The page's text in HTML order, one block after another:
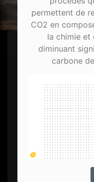
permettent de
CO2 en
la chimie et
diminuant
carbone